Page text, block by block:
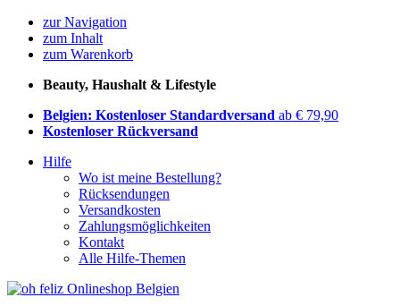
zur Navigation
zum Inhalt
zum Warenkorb
Beauty, Haushalt & Lifestyle
Belgien: Kostenloser Standardversand ab € 79,90
Kostenloser Rückversand
Hilfe
Wo ist meine Bestellung?
Rücksendungen
Versandkosten
Zahlungsmöglichkeiten
Kontakt
Alle Hilfe-Themen